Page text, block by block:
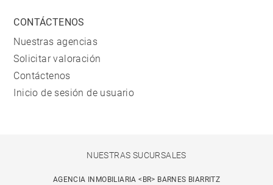
CONTÁCTENOS
Nuestras agencias
Solicitar valoración
Contáctenos
Inicio de sesión de usuario
NUESTRAS SUCURSALES
AGENCIA INMOBILIARIA <BR> BARNES BIARRITZ